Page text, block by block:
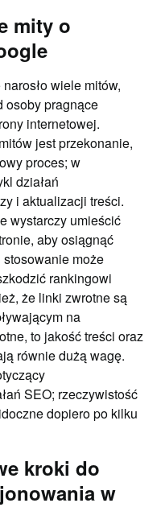
mity o
wiele mitów,
osoby pragnące
internetowej.
jest przekonanie,
proces; w
działań
i aktualizacji treści.
wystarczy umieścić
aby osiągnąć
może
rankingowi
że linki zwrotne są
na
to jakość treści oraz
równie dużą wagę.
SEO; rzeczywistość
dopiero po kilku
kroki do
w